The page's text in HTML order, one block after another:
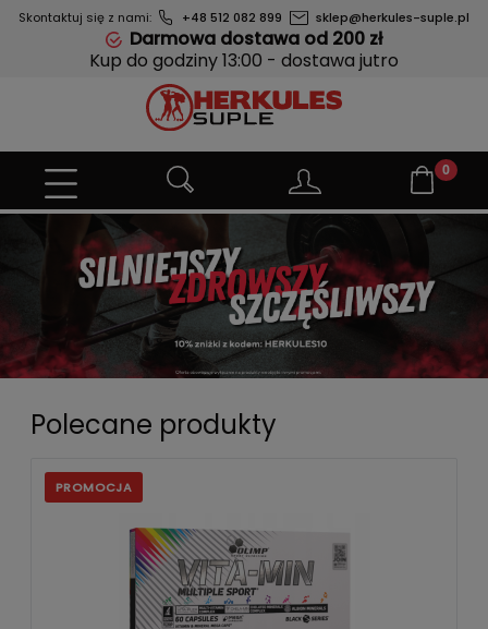
Skontaktuj się z nami: +48 512 082 899 sklep@herkules-suple.pl
Darmowa dostawa od 200 zł
Kup do godziny 13:00 - dostawa jutro
Polecane produkty
PROMOCJA